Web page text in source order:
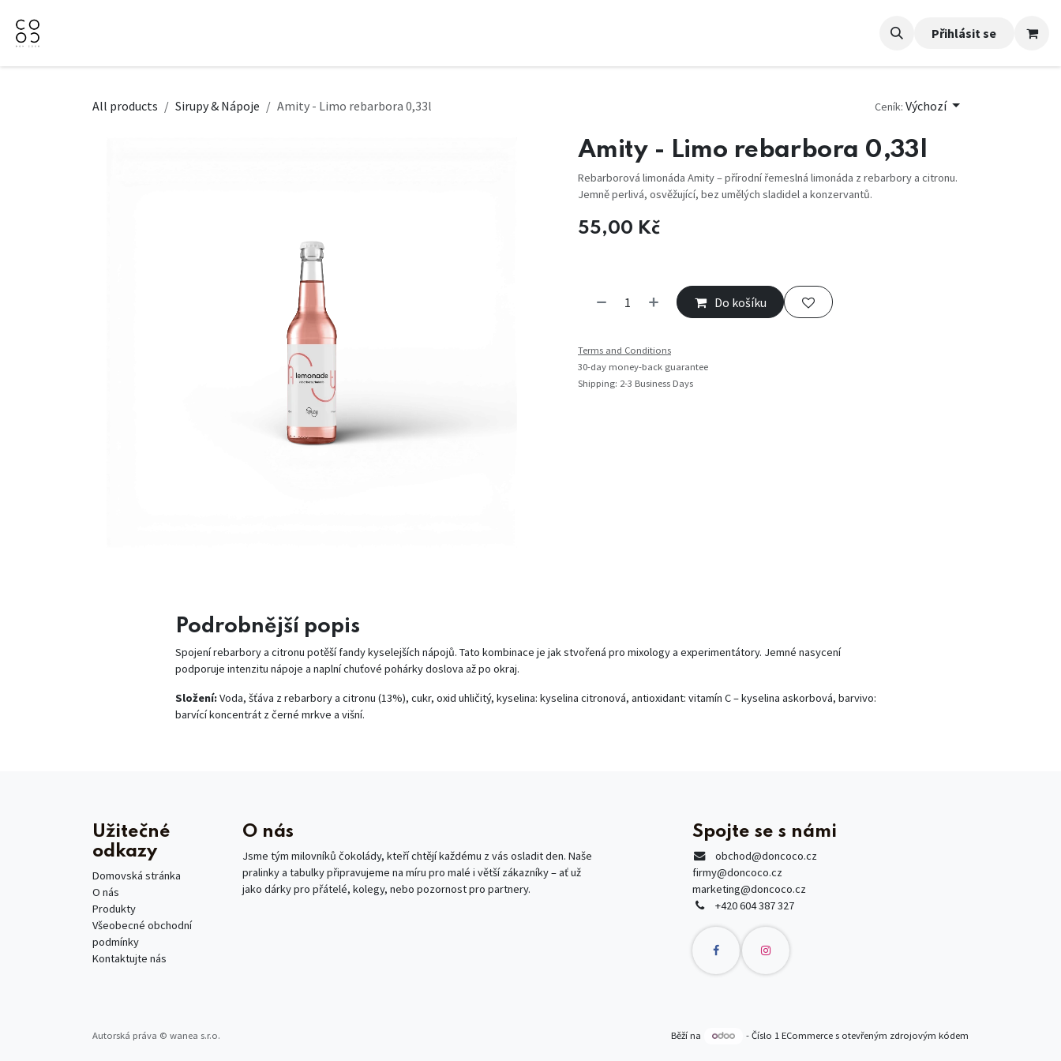
Přihlásit se
All products Sirupy & Nápoje Amity - Limo rebarbora 0,33l Ceník: Výchozí
Amity - Limo rebarbora 0,33l
Rebarborová limonáda Amity – přírodní řemeslná limonáda z rebarbory a citronu.
Jemně perlivá, osvěžující, bez umělých sladidel a konzervantů.
55,00 Kč
Do košíku
Terms and Conditions
30-day money-back guarantee
Shipping: 2-3 Business Days
Podrobnější popis
Spojení rebarbory a citronu potěší fandy kyselejších nápojů. Tato kombinace je jak stvořená pro mixology a experimentátory. Jemné nasycení
podporuje intenzitu nápoje a naplní chuťové pohárky doslova až po okraj.
Složení:Voda, šťáva z rebarbory a citronu (13%), cukr, oxid uhličitý, kyselina: kyselina citronová, antioxidant: vitamín C – kyselina askorbová, barvivo:
barvící koncentrát z černé mrkve a višní.
Užitečné
odkazy
Domovská stránka
O nás
Produkty
Všeobecné obchodní
podmínky
Kontaktujte nás
O nás
Jsme tým milovníků čokolády, kteří chtějí každému z vás osladit den. Naše
pralinky a tabulky připravujeme na míru pro malé i větší zákazníky – ať už
jako dárky pro přátelé, kolegy, nebo pozornost pro partnery.
Spojte se s námi
obchod@doncoco.cz
firmy@doncoco.cz
marketing@doncoco.cz
+420 604 387 327
Autorská práva © wanea s.r.o. Běží na - Číslo 1 ECommerce s otevřeným zdrojovým kódem